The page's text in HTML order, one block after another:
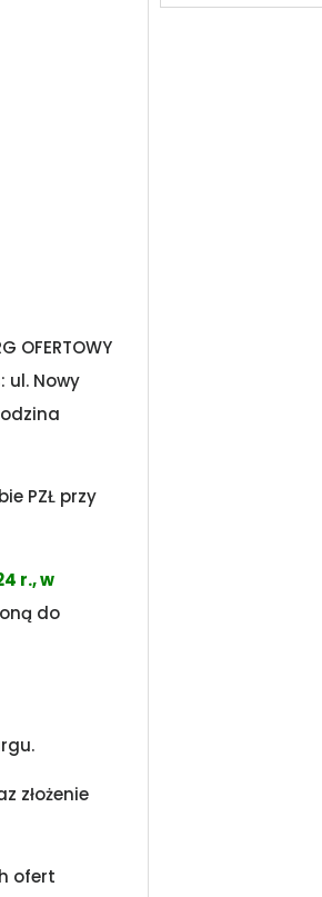
ul. Nowy
PZŁ przy
r., w
do
złożenie
ofert